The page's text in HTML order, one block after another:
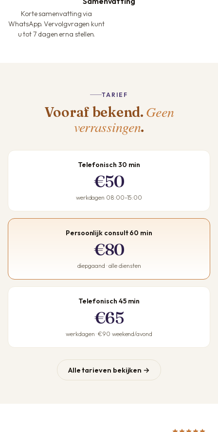
Korte samenvatting via
WhatsApp. Vervolgvragen kunt
u tot 7 dagen erna stellen.
TARIEF
Vooraf bekend. Geen
verrassingen.
Telefonisch 30 min
€50
werkdagen 08:00-15:00
Persoonlijk consult 60 min
€80
diepgaand · alle diensten
Telefonisch 45 min
€65
werkdagen · €90 weekend/avond
Alle tarieven bekijken →